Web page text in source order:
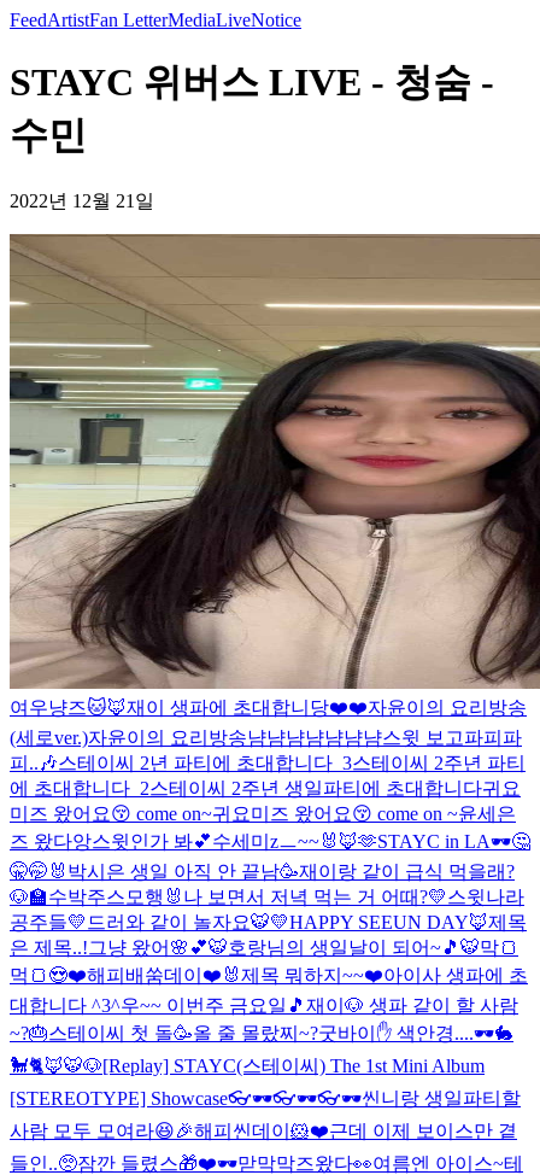
FeedArtistFan LetterMediaLiveNotice
STAYC 위버스 LIVE - 청숨 -
수민
2022년 12월 21일
여우냥즈🐱🦊재이 생파에 초대합니당❤️❤️자윤이의 요리방송
(세로ver.)자윤이의 요리방송냠냠냠냠냠냠냠스윗 보고파피파
피..🎶스테이씨 2년 파티에 초대합니다_3스테이씨 2주년 파티
에 초대합니다_2스테이씨 2주년 생일파티에 초대합니다귀요
미즈 왔어요😚 come on~귀요미즈 왔어요😚 come on ~윤세은
즈 왔다앙스윗인가 봐💕수세미zㅡ~~🐰🦊🫶STAYC in LA🕶🤔
🤫🤭🐰 박시은 생일 아직 안 끝남🥳재이랑 같이 급식 먹을래?
🐶🏫수박주스 모행🐰 나 보면서 저녁 먹는 거 어때?💛스윗나라
공주들💛 드러와 같이 놀자요🐯💛HAPPY SEEUN DAY🦊제목
은 제목..!그냥 왔어🌸💕🐯호랑님의 생일날이 되어~🎵🐯막🍞
먹🍞😍❤️해피배쑴데이❤️🐰제목 뭐하지~~❤️아이사 생파에 초
대합니다 ^3^우~~ 이번주 금요일🎵 재이🐶 생파 같이 할 사람
~?🎂스테이씨 첫 돌🥳올 줄 몰랐찌~?굿바이✋ 색안경....🕶🐇
🐩🐈🦊🐯🐶[Replay] STAYC(스테이씨) The 1st Mini Album
[STEREOTYPE] Showcase👓🕶👓🕶👓🕶씬니랑 생일파티할
사람 모두 모여라😆🎉해피씬데이🐹❤️근데 이제 보이스만 곁
들인..🥺잠깐 들렸스🎁❤️🕶맏막막즈왔다👀여름엔 아이스~테